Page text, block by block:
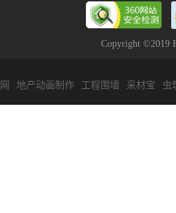
Copyright ©2019
地产动画制作 工程围墙 采材宝 虫